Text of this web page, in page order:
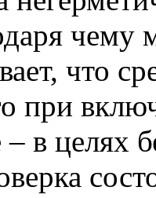
чему
что
при
в целях